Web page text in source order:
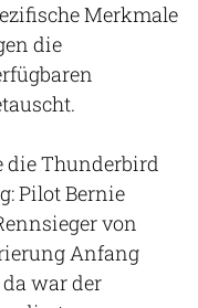
Merkmale
die
die Thunderbird
Pilot Bernie
von
Anfang
war der